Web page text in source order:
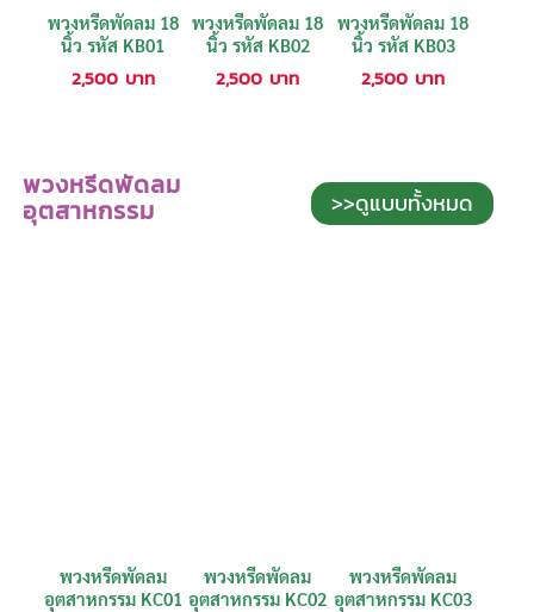
พวงหรีดพัดลม 18
นิ้ว รหัส KB01
2,500 บาท
พวงหรีดพัดลม 18
นิ้ว รหัส KB02
2,500 บาท
พวงหรีดพัดลม 18
นิ้ว รหัส KB03
2,500 บาท
พวงหรีดพัดลม
อุตสาหกรรม >>ดูแบบทั้งหมด
พวงหรีดพัดลม
อุตสาหกรรม KC01
พวงหรีดพัดลม
อุตสาหกรรม KC02
พวงหรีดพัดลม
อุตสาหกรรม KC03